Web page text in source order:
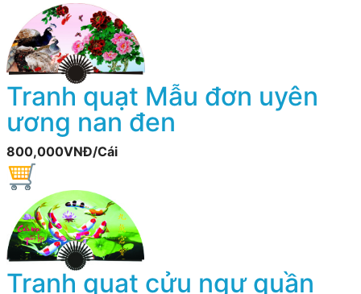
Tranh quạt Mẫu đơn uyên
ương nan đen
800,000VNĐ/Cái
Tranh quạt cửu ngư quần